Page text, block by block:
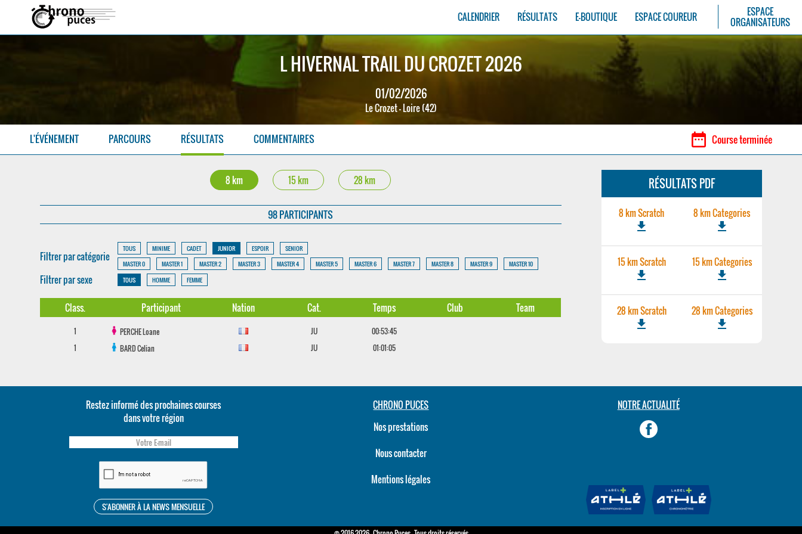
CALENDRIER RÉSULTATS E-BOUTIQUE ESPACE COUREUR
ESPACE
ORGANISATEURS
L HIVERNAL TRAIL DU CROZET 2026
01/02/2026
Le Crozet - Loire (42)
L'ÉVÉNEMENT PARCOURS RÉSULTATS COMMENTAIRES date_range Course terminée
8 km 15 km 28 km
98 PARTICIPANTS
Filtrer par catégorie
TOUS MINIME CADET JUNIOR ESPOIR
SENIOR
MASTER 0
MASTER 1 MASTER 2 MASTER 3 MASTER 4 MASTER 5 MASTER 6 MASTER 7 MASTER 8 MASTER 9 MASTER 10
Filtrer par sexe TOUS HOMME FEMME
Class. Participant Nation Cat. Temps Club Team
1 PERCHELoane JU
00:53:45
1
BARDCelian JU 01:01:05
RÉSULTATS PDF
8 km Scratch
file_download
8 km Categories
file_download
15 km Scratch
file_download
15 km Categories
file_download
28 km Scratch
file_download
28 km Categories
file_download
Restez informé des prochaines courses
dans votre région
CHRONO PUCES
Nos prestations
Nous contacter
Mentions légales
NOTRE ACTUALITÉ